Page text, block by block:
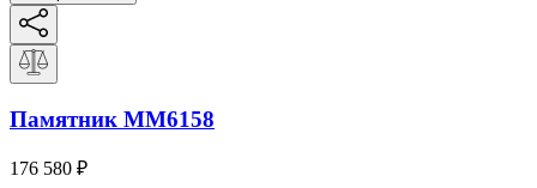
Памятник ММ6158
176 580 ₽